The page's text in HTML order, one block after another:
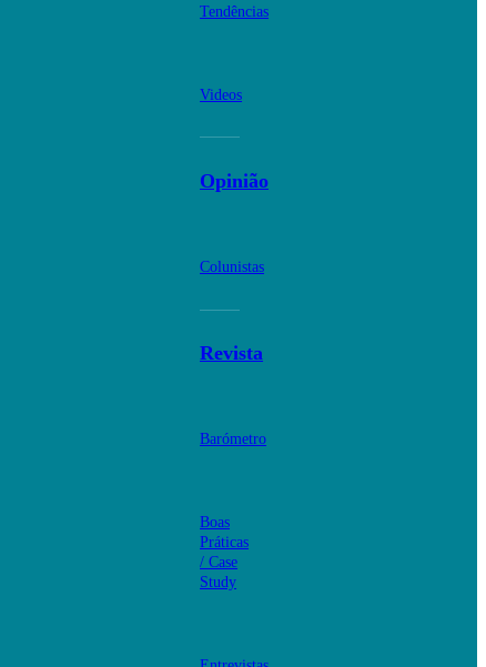
Tendências
Videos
Opinião
Colunistas
Revista
Barómetro
Boas
Práticas
/ Case
Study